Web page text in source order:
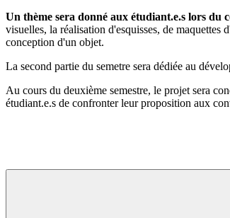
Un thème sera donné aux étudiant.e.s lors du
visuelles, la réalisation d'esquisses, de maquettes
conception d'un objet.
La second partie du semetre sera dédiée au
Au cours du deuxième semestre, le projet sera
étudiant.e.s de confronter leur proposition aux